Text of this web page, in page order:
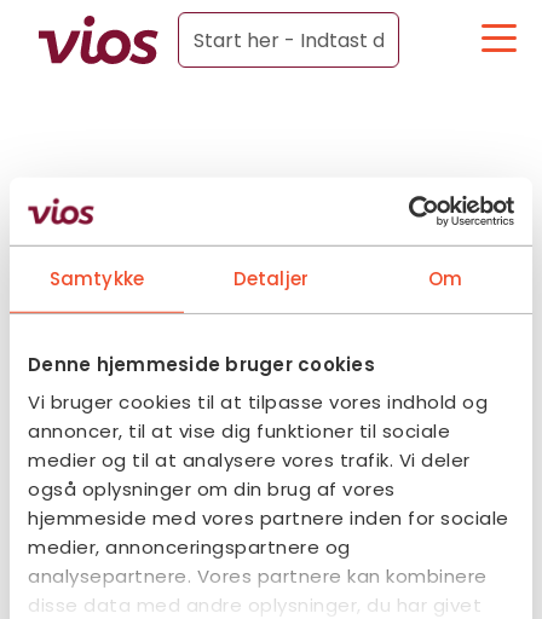
Samtykke Detaljer Om
Denne hjemmeside bruger cookies
Vi bruger cookies til at tilpasse vores indhold og
annoncer, til at vise dig funktioner til sociale
medier og til at analysere vores trafik. Vi deler
også oplysninger om din brug af vores
hjemmeside med vores partnere inden for sociale
medier, annonceringspartnere og
analysepartnere. Vores partnere kan kombinere
disse data med andre oplysninger, du har givet